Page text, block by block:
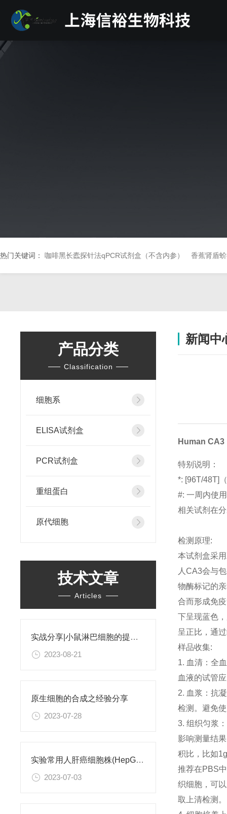
热门关键词： 咖啡黑长蠹探针法qPCR试剂盒（不含内参） 香蕉肾盾
产品分类
Classification
细胞系
ELISA试剂盒
PCR试剂盒
重组蛋白
原代细胞
技术文章
Articles
实战分享|小鼠淋巴细胞的提取和分选之经验小结
2023-08-21
原生细胞的合成之经验分享
2023-07-28
实验常用人肝癌细胞株(HepG2/Hep3B,HuH-7,MHCC97H,PLC/PRF/5)怎么选？
2023-07-03
新闻中
Human
特别说明：
*: [96T/48T]
#: 一周内使
相关试剂在
检测原理:
本试剂盒采
人CA3会与
物酶标记的
合而形成免
下呈现蓝色
呈正比，通
样品收集:
1. 血清：全
血液的试管
2. 血浆：抗
检测。避免
3. 组织匀浆
影响测量结
积比，比如
推荐在PBS
织细胞，可
取上清检测